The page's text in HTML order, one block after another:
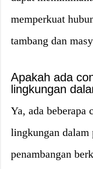
memperkuat
tambang dan
Apakah ada
lingkungan
Ya, ada beberapa
lingkungan dalam
penambangan